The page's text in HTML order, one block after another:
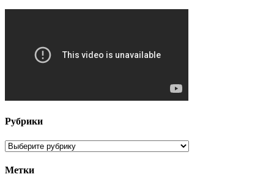
Рубрики
Рубрики
Метки